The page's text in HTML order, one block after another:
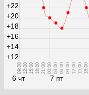
6 чт
09:00 12:00 15:00 18:00 21:00
7 пт
00:00 03:00 06:00 09:00 12:00 15:00 18:00
+12
+14
+16
+18
+20
+22